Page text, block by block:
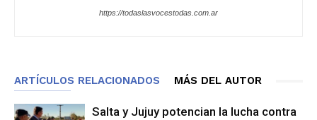
https://todaslasvocestodas.com.ar
ARTÍCULOS RELACIONADOS MÁS DEL AUTOR
Salta y Jujuy potencian la lucha contra